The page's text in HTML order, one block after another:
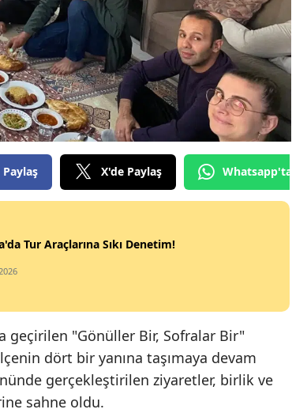
X'de Paylaş Whatsapp'tan
Tur Araçlarına Sıkı Denetim!
geçirilen "Gönüller Bir, Sofralar Bir"
dört bir yanına taşımaya devam
gerçekleştirilen ziyaretler, birlik ve
sahne oldu.